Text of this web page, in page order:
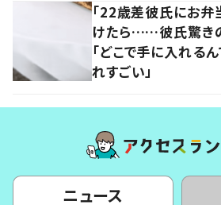
「22歳差彼氏にお弁
けたら……彼氏驚き
「どこで手に入れるん
れすごい」
ニュース